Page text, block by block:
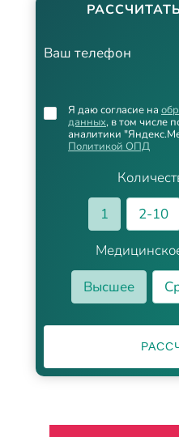
Ваш телефон
1
2-10
Высшее
Я даю согласие на
данных, в том числе
аналитики
Политикой ОПД